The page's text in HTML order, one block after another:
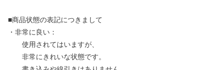
■商品状態の表記につきまして
・非常に良い：
使用されてはいますが、
非常にきれいな状態です。